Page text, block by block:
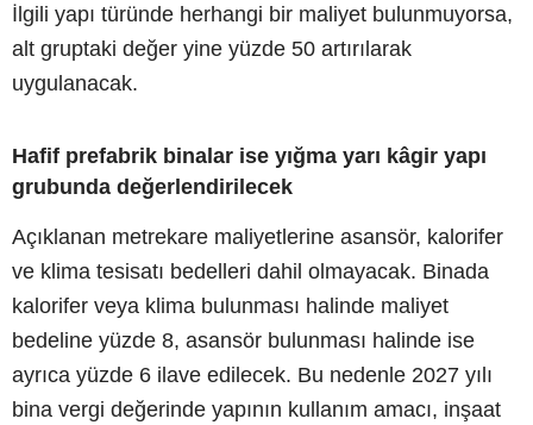
İlgili yapı türünde herhangi bir maliyet bulunmuyorsa,
alt gruptaki değer yine yüzde 50 artırılarak
uygulanacak.
Hafif prefabrik binalar ise yığma yarı kâgir yapı
grubunda değerlendirilecek
Açıklanan metrekare maliyetlerine asansör, kalorifer
ve klima tesisatı bedelleri dahil olmayacak. Binada
kalorifer veya klima bulunması halinde maliyet
bedeline yüzde 8, asansör bulunması halinde ise
ayrıca yüzde 6 ilave edilecek. Bu nedenle 2027 yılı
bina vergi değerinde yapının kullanım amacı, inşaat